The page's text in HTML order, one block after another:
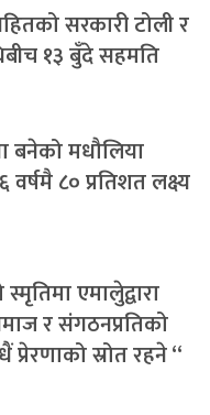
सरकारी टोली र
१३ बुँदे सहमति
बनेको मधौलिया
८० प्रतिशत लक्ष्य
एमालेुद्वारा
र संगठनप्रतिको
स्रोत रहने “